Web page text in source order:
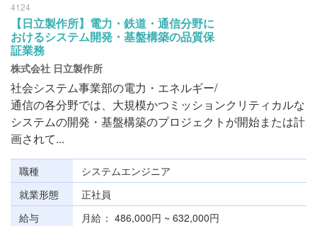
4124
【日立製作所】電力・鉄道・通信分野に
おけるシステム開発・基盤構築の品質保
証業務
株式会社 日立製作所
社会システム事業部の電力・エネルギー/
通信の各分野では、大規模かつミッションクリティカルな
システムの開発・基盤構築のプロジェクトが開始または計
画されて...
職種
システムエンジニア
就業形態
正社員
給与
月給
486,000円 ~ 632,000円